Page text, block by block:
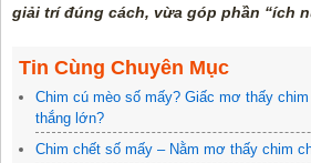
giải trí đúng cách, vừa góp phần “ích
Tin Cùng Chuyên Mục
Chim cú mèo số mấy? Giấc mơ thấy
thắng lớn?
Chim chết số mấy – Nằm mơ thấy chim